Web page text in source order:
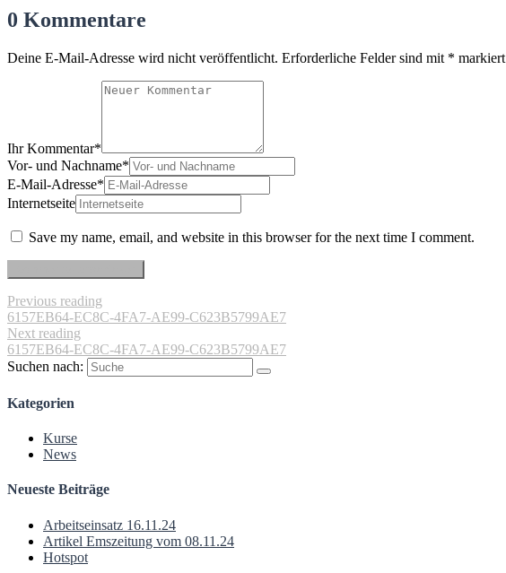
0 Kommentare
Deine E-Mail-Adresse wird nicht veröffentlicht. Erforderliche Felder sind mit * markiert
Ihr Kommentar*
Vor- und Nachname*
E-Mail-Adresse*
Internetseite
Save my name, email, and website in this browser for the next time I comment.
Previous reading
6157EB64-EC8C-4FA7-AE99-C623B5799AE7
Next reading
6157EB64-EC8C-4FA7-AE99-C623B5799AE7
Suchen nach:
Kategorien
Kurse
News
Neueste Beiträge
Arbeitseinsatz 16.11.24
Artikel Emszeitung vom 08.11.24
Hotspot